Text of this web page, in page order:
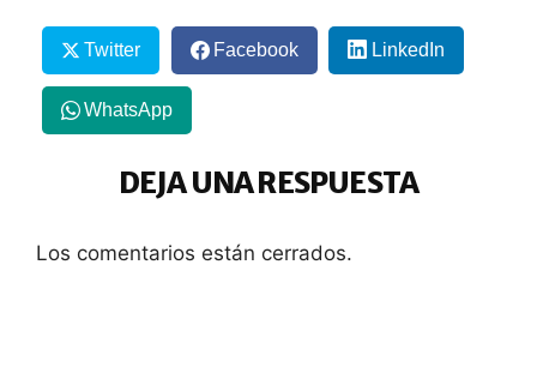
Twitter Facebook LinkedIn
WhatsApp
DEJA UNA RESPUESTA
Los comentarios están cerrados.